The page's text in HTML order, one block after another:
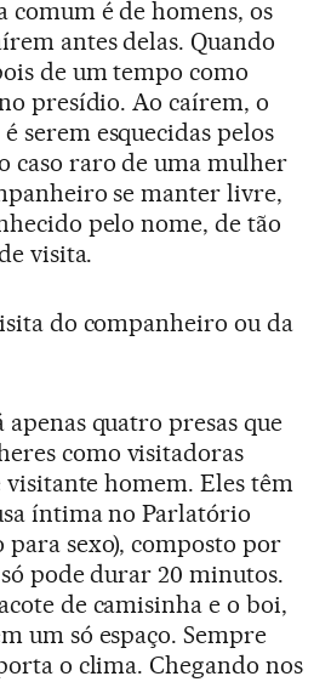
comum é de homens, os
antes delas. Quando
de um tempo como
presídio. Ao caírem, o
serem esquecidas pelos
caso raro de uma mulher
se manter livre,
pelo nome, de tão
visita.
do companheiro ou da
quatro presas que
como visitadoras
homem. Eles têm
íntima no Parlatório
para sexo), composto por
pode durar 20 minutos.
de camisinha e o boi,
um só espaço. Sempre
o clima. Chegando nos